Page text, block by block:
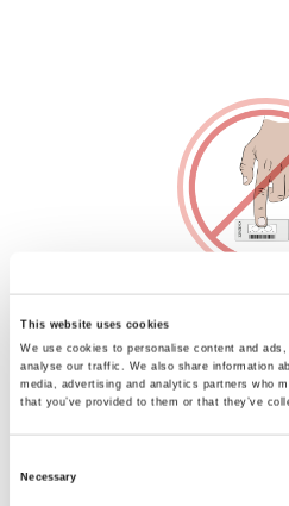
This website uses cookies
We use cookies to personalise content and
analyse our traffic. We also share information
media, advertising and analytics partners who
that you’ve provided to them or that they’ve
Necessary
5. Nelieskite filtro popieriaus